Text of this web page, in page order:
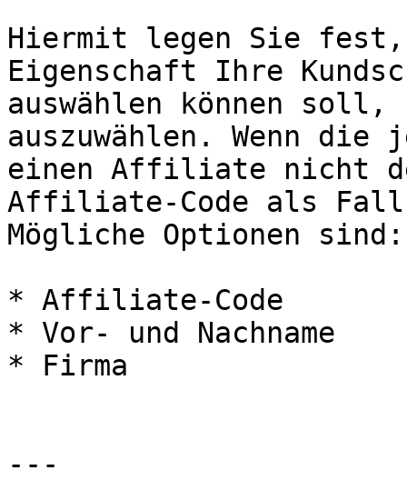
Hiermit legen Sie
Eigenschaft Ihre
auswählen können
auszuwählen. Wenn
einen Affiliate nicht
Affiliate-Code als
Mögliche Optionen sind:
* Affiliate-Code
* Vor- und Nachname
* Firma
---